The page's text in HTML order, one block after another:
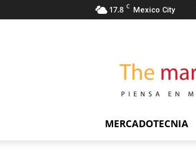
17.8 C Mexico City
MERCADOTECNIA